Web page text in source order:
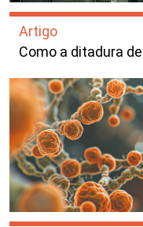
Artigo
Como a ditadura